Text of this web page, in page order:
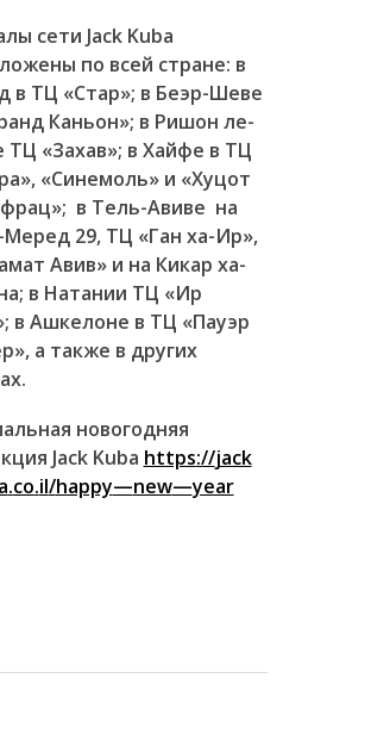
сети Jack Kuba
по всей стране: в
в ТЦ «Стар»; в Беэр-Шеве
Каньон»; в Ришон ле-
ТЦ «Захав»; в Хайфе в ТЦ
«Синемоль» и «Хуцот
в Тель-Авиве на
Меред 29, ТЦ «Ган ха-Ир»,
Авив» и на Кикар ха-
в Натании ТЦ «Ир
в Ашкелоне в ТЦ «Пауэр
а также в других
новогодняя
Jack Kuba https://jack
.co.il/happy—new—year